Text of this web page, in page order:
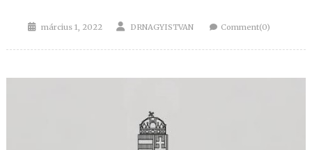
Posted
március 1, 2022 Author
DRNAGYISTVAN Comment(0)